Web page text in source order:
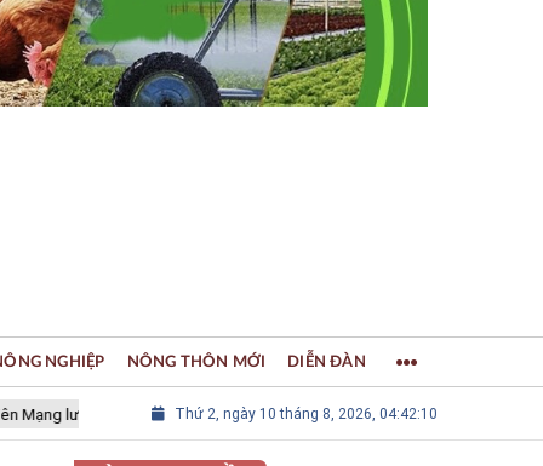
lưới các Thành phố Thủ công sáng tạo Thế giới LÀNG NGHỀ
Thứ 2, ngày 10 tháng 8, 2026, 04:42:11
NGHIỆP NÔNG THÔN MỚI DIỄN ĐÀN